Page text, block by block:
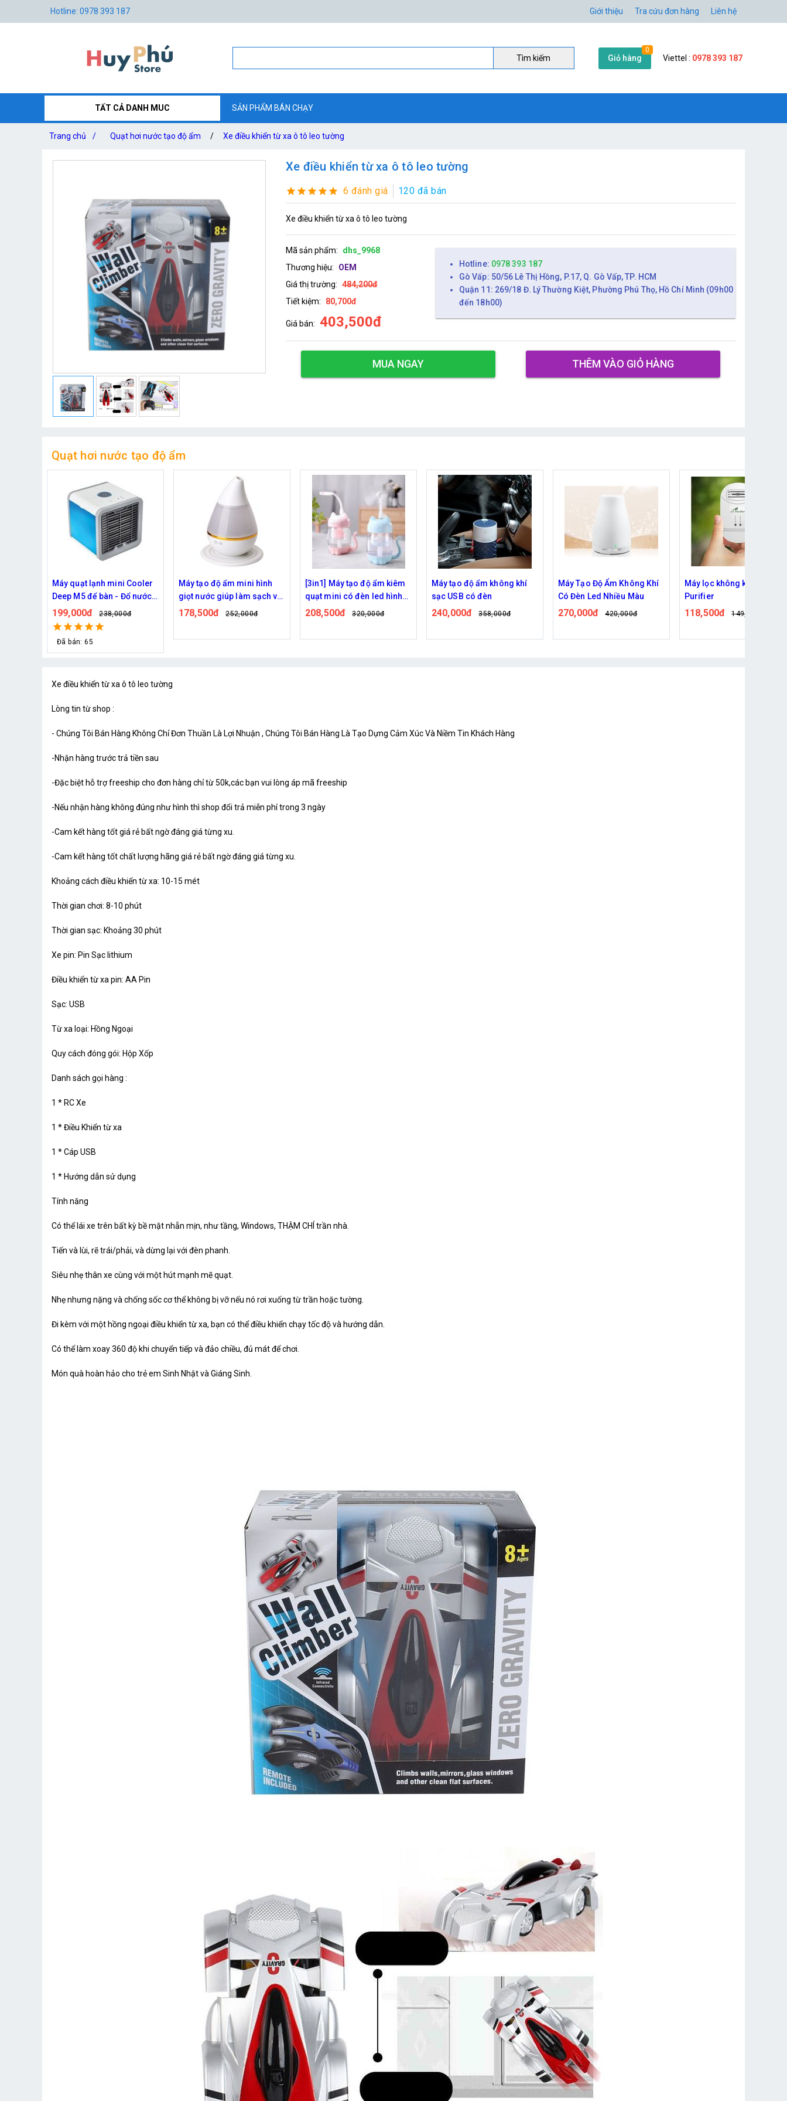
Hotline: 0978 393 187 Giới thiệu Tra cứu đơn hàng Liên hệ
Tìm kiếm Giỏ hàng
0
Viettel : 0978 393 187
TẤT CẢ DANH MUC SẢN PHẨM BÁN CHẠY
Trang chủ / Quạt hơi nước tạo độ ẩm / Xe điều khiển từ xa ô tô leo tường
Xe điều khiển từ xa ô tô leo tường
6 đánh giá 120 đã bán
Xe điều khiển từ xa ô tô leo tường
Mã sản phẩm:
dhs_9968
Thương hiệu:
OEM
Giá thị trường: 484,200đ
Tiết kiệm:
80,700đ
Giá bán: 403,500đ
Hotline: 0978 393 187
Gò Vấp: 50/56 Lê Thị Hồng, P.17, Q. Gò Vấp, TP. HCM
Quận 11: 269/18 Đ. Lý Thường Kiệt, Phường Phú Thọ, Hồ Chí Minh (09h00
đến 18h00)
MUA NGAY THÊM VÀO GIỎ HÀNG
Quạt hơi nước tạo độ ẩm
Máy tạo độ ẩm mini hình
giọt nước giúp làm sạch và
cân bằng không khí, tránh
các bệnh do thời tiết mang
178,500đ 252,000đ
[3in1] Máy tạo độ ẩm kiêm
quạt mini có đèn led hình
mèo xương cá dễ thương
208,500đ 320,000đ
Máy tạo độ ẩm không khí
sạc USB có đèn
240,000đ 358,000đ
Máy Tạo Độ Ẩm Không Khí
Có Đèn Led Nhiều Màu
270,000đ 420,000đ
Máy lọc không khí Air
Purifier
118,500đ 149,000đ
❈Giá Sập Sàn❈ Máy Phun
Sương Vân Gỗ Hình Tròn
Khuếch Tán Tinh Dầu Tạo
119,000đ 281,000đ
Xe điều khiển từ xa ô tô leo tường
Lòng tin từ shop :
- Chúng Tôi Bán Hàng Không Chỉ Đơn Thuần Là Lợi Nhuận , Chúng Tôi Bán Hàng Là Tạo Dựng Cảm Xúc Và Niềm Tin Khách Hàng
-Nhận hàng trước trả tiền sau
-Đặc biệt hỗ trợ freeship cho đơn hàng chỉ từ 50k,các bạn vui lòng áp mã freeship
-Nếu nhận hàng không đúng như hình thì shop đổi trả miễn phí trong 3 ngày
-Cam kết hàng tốt giá rẻ bất ngờ đáng giá từng xu.
-Cam kết hàng tốt chất lượng hãng giá rẻ bất ngờ đáng giá từng xu.
Khoảng cách điều khiển từ xa: 10-15 mét
Thời gian chơi: 8-10 phút
Thời gian sạc: Khoảng 30 phút
Xe pin: Pin Sạc lithium
Điều khiển từ xa pin: AA Pin
Sạc: USB
Từ xa loại: Hồng Ngoại
Quy cách đóng gói: Hộp Xốp
Danh sách gọi hàng :
1 * RC Xe
1 * Điều Khiển từ xa
1 * Cáp USB
1 * Hướng dẫn sử dụng
Tính năng
Có thể lái xe trên bất kỳ bề mặt nhẵn mịn, như tầng, Windows, THẬM CHÍ trần nhà.
Tiến và lùi, rẽ trái/phải, và dừng lại với đèn phanh.
Siêu nhẹ thân xe cùng với một hút mạnh mẽ quạt.
Nhẹ nhưng nặng và chống sốc cơ thể không bị vỡ nếu nó rơi xuống từ trần hoặc tường.
Đi kèm với một hồng ngoại điều khiển từ xa, bạn có thể điều khiển chạy tốc độ và hướng dẫn.
Có thể làm xoay 360 độ khi chuyển tiếp và đảo chiều, đủ mát để chơi.
Món quà hoàn hảo cho trẻ em Sinh Nhật và Giáng Sinh.